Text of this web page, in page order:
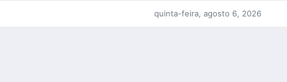
quinta-feira, agosto 6, 2026